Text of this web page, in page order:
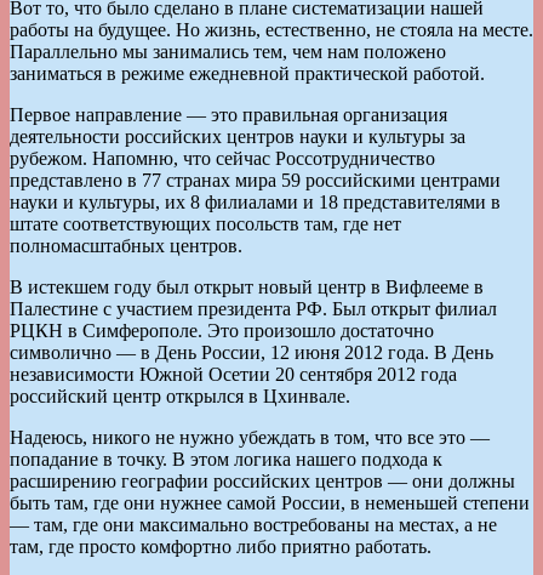
Вот то, что было сделано в плане систематизации нашей
работы на будущее. Но жизнь, естественно, не стояла на месте.
Параллельно мы занимались тем, чем нам положено
заниматься в режиме ежедневной практической работой.
Первое направление — это правильная организация
деятельности российских центров науки и культуры за
рубежом. Напомню, что сейчас Россотрудничество
представлено в 77 странах мира 59 российскими центрами
науки и культуры, их 8 филиалами и 18 представителями в
штате соответствующих посольств там, где нет
полномасштабных центров.
В истекшем году был открыт новый центр в Вифлееме в
Палестине с участием президента РФ. Был открыт филиал
РЦКН в Симферополе. Это произошло достаточно
символично — в День России, 12 июня 2012 года. В День
независимости Южной Осетии 20 сентября 2012 года
российский центр открылся в Цхинвале.
Надеюсь, никого не нужно убеждать в том, что все это —
попадание в точку. В этом логика нашего подхода к
расширению географии российских центров — они должны
быть там, где они нужнее самой России, в неменьшей степени
— там, где они максимально востребованы на местах, а не
там, где просто комфортно либо приятно работать.